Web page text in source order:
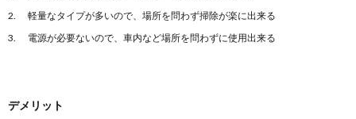
軽量なタイプが多いので、場所を問わず掃除が楽に出来る
電源が必要ないので、車内など場所を問わずに使用出来る
デメリット